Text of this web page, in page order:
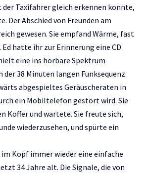
Taxifahrer gleich erkennen konnte,
Der Abschied von Freunden am
gewesen. Sie empfand Wärme, fast
Ed hatte ihr zur Erinnerung eine CD
eine ins hörbare Spektrum
der 38 Minuten langen Funksequenz
abgespieltes Geräuscheraten in
ein Mobiltelefon gestört wird. Sie
Koffer und wartete. Sie freute sich,
wiederzusehen, und spürte ein
im Kopf immer wieder eine einfache
34 Jahre alt. Die Signale, die von